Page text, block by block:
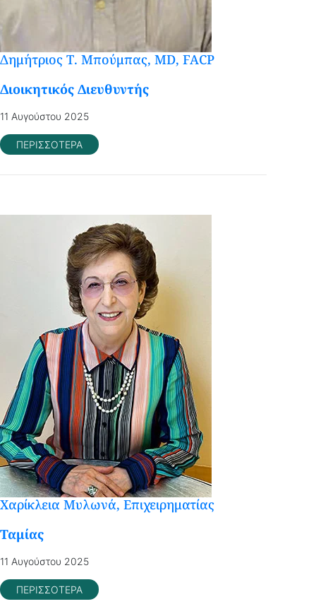
Δημήτριος Τ. Μπούμπας, MD, FACP
Διοικητικός Διευθυντής
11 Αυγούστου 2025
ΠΕΡΙΣΣΟΤΕΡΑ
Χαρίκλεια Μυλωνά, Επιχειρηματίας
Ταμίας
11 Αυγούστου 2025
ΠΕΡΙΣΣΟΤΕΡΑ